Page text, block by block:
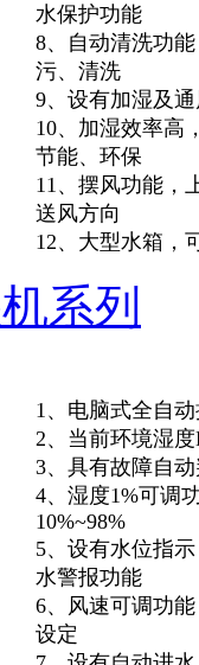
水保护功能
8、自动清洗功
污、清洗
9、设有加湿及
10、加湿效率高
节能、环保
11、摆风功能，
送风方向
12、大型水箱，
系列
1、电脑式全自
2、当前环境湿
3、具有故障自
4、湿度1%可调
10%~98%
5、设有水位指
水警报功能
6、风速可调功
设定